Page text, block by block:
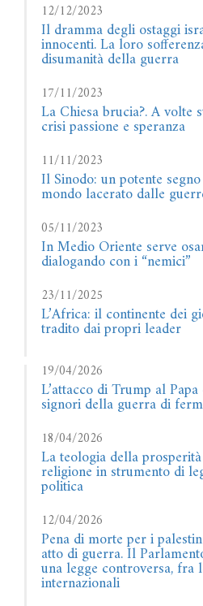
12/12/2023
Il dramma degli ostaggi
innocenti. La loro
disumanità della guerra
17/11/2023
La Chiesa brucia?. A volte
crisi passione e speranza
11/11/2023
Il Sinodo: un potente
mondo lacerato dalle
05/11/2023
In Medio Oriente serve
dialogando con i “nemici”
23/11/2025
L’Africa: il continente dei
tradito dai propri leader
19/04/2026
L’attacco di Trump al
signori della guerra di
18/04/2026
La teologia della
religione in strumento di
politica
12/04/2026
Pena di morte per i
atto di guerra. Il
una legge controversa, fra
internazionali